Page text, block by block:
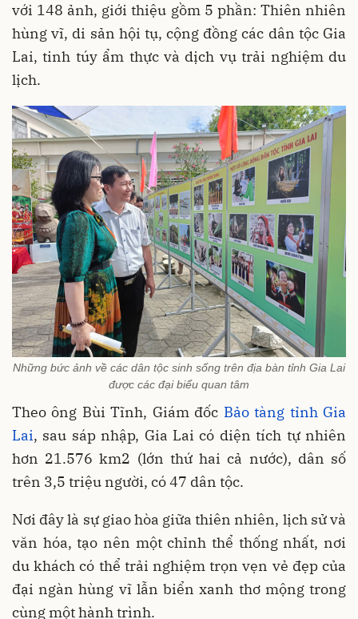
với 148 ảnh, giới thiệu gồm 5 phần: Thiên nhiên
hùng vĩ, di sản hội tụ, cộng đồng các dân tộc Gia
Lai, tinh túy ẩm thực và dịch vụ trải nghiệm du
lịch.
Những bức ảnh về các dân tộc sinh sống trên địa bàn tỉnh Gia Lai
được các đại biểu quan tâm
Theo ông Bùi Tĩnh, Giám đốc Bảo tàng tỉnh Gia
Lai, sau sáp nhập, Gia Lai có diện tích tự nhiên
hơn 21.576 km2 (lớn thứ hai cả nước), dân số
trên 3,5 triệu người, có 47 dân tộc.
Nơi đây là sự giao hòa giữa thiên nhiên, lịch sử và
văn hóa, tạo nên một chỉnh thể thống nhất, nơi
du khách có thể trải nghiệm trọn vẹn vẻ đẹp của
đại ngàn hùng vĩ lẫn biển xanh thơ mộng trong
cùng một hành trình.